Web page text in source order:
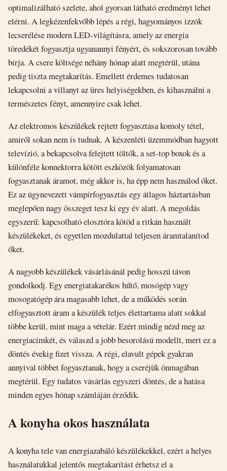
optimalizálható szelete, ahol gyorsan látható eredményt lehet
elérni. A legkézenfekvőbb lépés a régi, hagyományos izzók
lecserélése modern LED-világításra, amely az energia
töredékét fogyasztja ugyanannyi fényért, és sokszorosan tovább
bírja. A csere költsége néhány hónap alatt megtérül, utána
pedig tiszta megtakarítás. Emellett érdemes tudatosan
lekapcsolni a villanyt az üres helyiségekben, és kihasználni a
természetes fényt, amennyire csak lehet.
Az elektromos készülékek rejtett fogyasztása komoly tétel,
amiről sokan nem is tudnak. A készenléti üzemmódban hagyott
televízió, a bekapcsolva felejtett töltők, a set-top boxok és a
különféle konnektorra kötött eszközök folyamatosan
fogyasztanak áramot, még akkor is, ha épp nem használod őket.
Ez az úgynevezett vámpírfogyasztás egy átlagos háztartásban
meglepően nagy összeget tesz ki egy év alatt. A megoldás
egyszerű: kapcsolható elosztóra kötöd a ritkán használt
készülékeket, és egyetlen mozdulattal teljesen áramtalanítod
őket.
A nagyobb készülékek vásárlásánál pedig hosszú távon
gondolkodj. Egy energiatakarékos hűtő, mosógép vagy
mosogatógép ára magasabb lehet, de a működés során
elfogyasztott áram a készülék teljes élettartama alatt sokkal
többe kerül, mint maga a vételár. Ezért mindig nézd meg az
energiacímkét, és válaszd a jobb besorolású modellt, mert ez a
döntés évekig fizet vissza. A régi, elavult gépek gyakran
annyival többet fogyasztanak, hogy a cseréjük önmagában
megtérül. Egy tudatos vásárlás egyszeri döntés, de a hatása
minden egyes hónap számláján érződik.
A konyha okos használata
A konyha tele van energiazabáló készülékekkel, ezért a helyes
használatukkal jelentős megtakarítást érhetsz el a